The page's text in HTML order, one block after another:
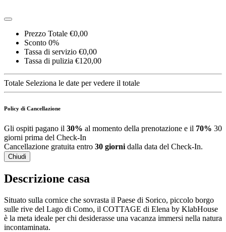
Prezzo Totale €0,00
Sconto 0%
Tassa di servizio €0,00
Tassa di pulizia €120,00
Totale Seleziona le date per vedere il totale
Policy di Cancellazione
Gli ospiti pagano il 30% al momento della prenotazione e il 70% 30
giorni prima del Check-In
Cancellazione gratuita entro 30 giorni dalla data del Check-In.
Chiudi
Descrizione casa
Situato sulla cornice che sovrasta il Paese di Sorico, piccolo borgo
sulle rive del Lago di Como, il COTTAGE di Elena by KlabHouse
è la meta ideale per chi desiderasse una vacanza immersi nella natura
incontaminata.